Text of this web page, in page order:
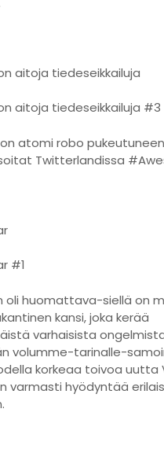
aitoja tiedeseikkailuja
aitoja tiedeseikkailuja #3
atomi robo
Twitterlandissa
#1
oli huomattava-siellä on
kansi, joka kerää
varhaisista
volumme-tarinalle-
korkeaa toivoa uutta
varmasti hyödyntää